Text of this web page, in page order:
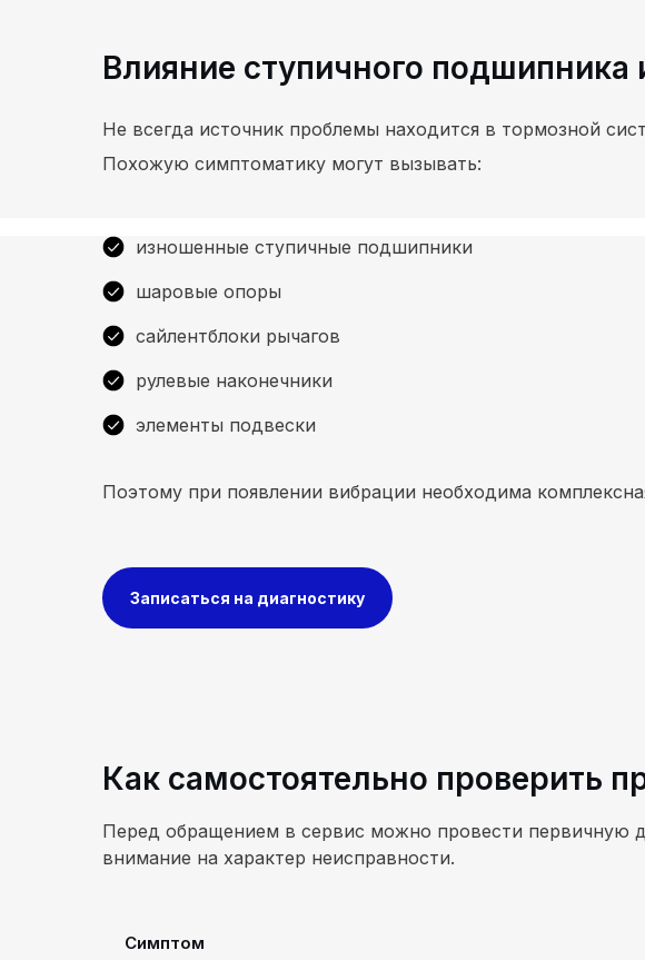
Влияние ступичного подшипника
Не всегда источник проблемы находится в тормозной
Похожую симптоматику могут вызывать:
изношенные ступичные подшипники
шаровые опоры
сайлентблоки рычагов
рулевые наконечники
элементы подвески
Поэтому при появлении вибрации необходима
Записаться на диагностику
Как самостоятельно проверить
Перед обращением в сервис можно провести первичную
внимание на характер неисправности.
Симптом